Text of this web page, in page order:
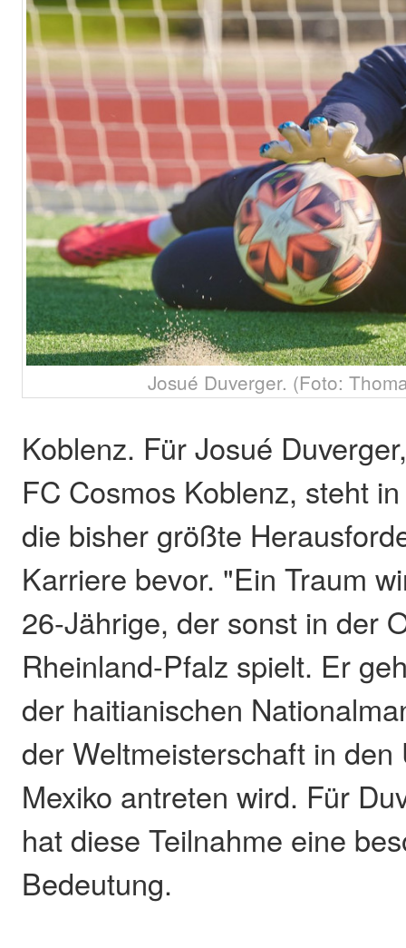
Josué Duverger. (Foto:
Koblenz. Für Josué
FC Cosmos Koblenz, steht
die bisher größte
Karriere bevor. "Ein Traum
26-Jährige, der sonst in der
Rheinland-Pfalz spielt. Er
der haitianischen
der Weltmeisterschaft in
Mexiko antreten wird. Für
hat diese Teilnahme eine
Bedeutung.